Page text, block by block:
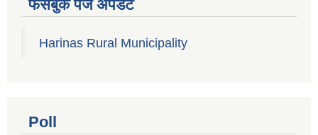
फेसबुक पेज अपडेट
Harinas Rural Municipality
Poll